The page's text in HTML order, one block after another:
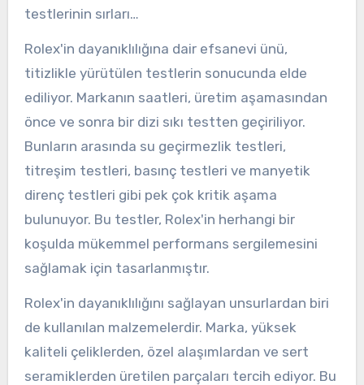
testlerinin sırları…
Rolex'in dayanıklılığına dair efsanevi ünü,
titizlikle yürütülen testlerin sonucunda elde
ediliyor. Markanın saatleri, üretim aşamasından
önce ve sonra bir dizi sıkı testten geçiriliyor.
Bunların arasında su geçirmezlik testleri,
titreşim testleri, basınç testleri ve manyetik
direnç testleri gibi pek çok kritik aşama
bulunuyor. Bu testler, Rolex'in herhangi bir
koşulda mükemmel performans sergilemesini
sağlamak için tasarlanmıştır.
Rolex'in dayanıklılığını sağlayan unsurlardan biri
de kullanılan malzemelerdir. Marka, yüksek
kaliteli çeliklerden, özel alaşımlardan ve sert
seramiklerden üretilen parçaları tercih ediyor. Bu